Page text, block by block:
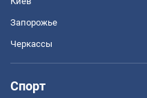
Запорожье
Черкассы
Спорт